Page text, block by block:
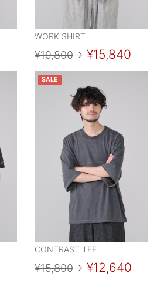
WORK SHIRT
¥19,800→ ¥15,840
SALE
CONTRAST TEE
¥15,800→ ¥12,640